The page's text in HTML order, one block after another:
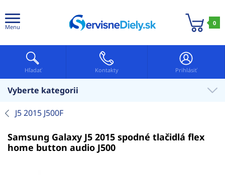
Menu
0
Hľadať Kontakty Prihlásiť
Vyberte kategorii
J5 2015 J500F
Samsung Galaxy J5 2015 spodné tlačidlá flex
home button audio J500